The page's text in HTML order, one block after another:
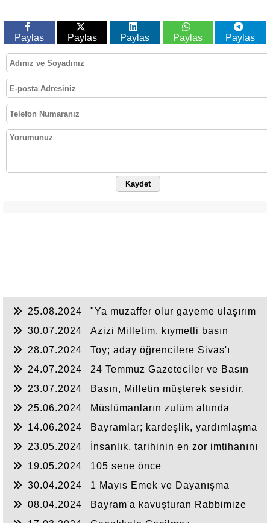
Paylas Paylas Paylas Paylas Paylas
Kaydet
25.08.2024
"Ya muzaffer olur gayeme ulaşırım
30.07.2024
Azizi Milletim, kıymetli basın
28.07.2024
Toy; aday öğrencilere Sivas'ı
24.07.2024
24 Temmuz Gazeteciler ve Basın
23.07.2024
Basın, Milletin müşterek sesidir.
25.06.2024
Müslümanların zulüm altında
14.06.2024
Bayramlar; kardeşlik, yardımlaşma
23.05.2024
İnsanlık, tarihinin en zor imtihanını
19.05.2024
105 sene önce
30.04.2024
1 Mayıs Emek ve Dayanışma
08.04.2024
Bayram'a kavuşturan Rabbimize